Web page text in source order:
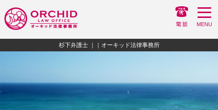
杉下弁護士 ｜｜オーキッド法律事務所
MENU